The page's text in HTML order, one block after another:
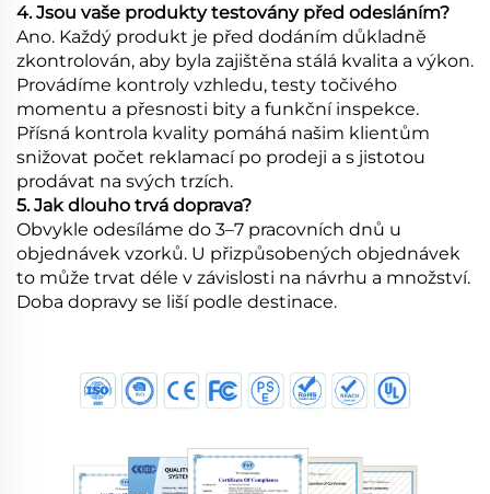
4. Jsou vaše produkty testovány před odesláním?
Ano. Každý produkt je před dodáním důkladně
zkontrolován, aby byla zajištěna stálá kvalita a výkon.
Provádíme kontroly vzhledu, testy točivého
momentu a přesnosti bity a funkční inspekce.
Přísná kontrola kvality pomáhá našim klientům
snižovat počet reklamací po prodeji a s jistotou
prodávat na svých trzích.
5. Jak dlouho trvá doprava?
Obvykle odesíláme do 3–7 pracovních dnů u
objednávek vzorků. U přizpůsobených objednávek
to může trvat déle v závislosti na návrhu a množství.
Doba dopravy se liší podle destinace.